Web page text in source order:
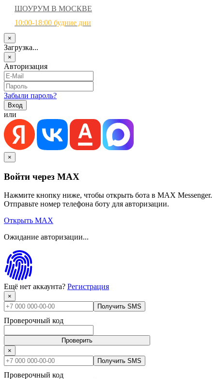
ШОУРУМ В МОСКВЕ
10:00-18:00 будние дни
×
Загрузка...
×
Авторизация
Забыли пароль?
или
×
Войти через MAX
Нажмите кнопку ниже, чтобы открыть бота в MAX Messenger.
Отправьте номер телефона боту для авторизации.
Открыть MAX
Ожидание авторизации...
Ещё нет аккаунта? Регистрация
×
Получить SMS
Проверочный код
Проверить
×
Получить SMS
Проверочный код